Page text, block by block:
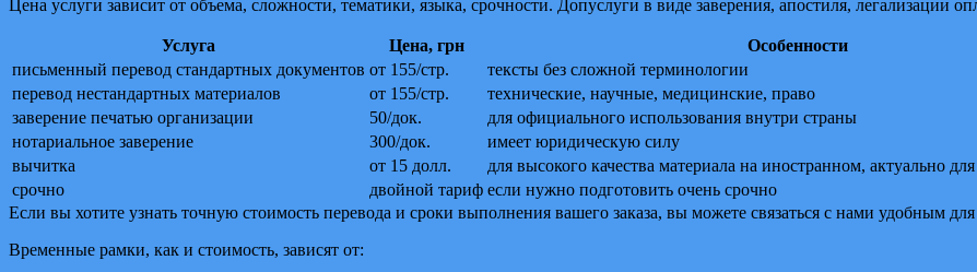
Цена услуги зависит от объема, сложности, тематики, языка, срочности. Допуслуги в виде заверения, апостиля, легализации
Услуга Цена, грн
Особенности
письменный перевод стандартных документов от 155/стр.
тексты без сложной терминологии
перевод нестандартных материалов
от 155/стр.
технические, научные, медицинские, право
заверение печатью организации
50/док.
для официального использования внутри страны
нотариальное заверение
300/док.
имеет юридическую силу
вычитка
от 15 долл.
для высокого качества материала на иностранном, актуально
срочно
двойной тариф если нужно подготовить очень срочно
Если вы хотите узнать точную стоимость перевода и сроки выполнения вашего заказа, вы можете связаться с нами удобным
Временные рамки, как и стоимость, зависят от: